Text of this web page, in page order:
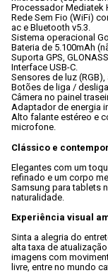
Processador Mediatek
Rede Sem Fio (WiFi)
ac e Bluetooth v5.3.
Sistema operacional
Bateria de 5.100mAh
Suporta GPS,
Interface USB-C.
Sensores de luz
Botões de liga /
Câmera no painel
Adaptador de energia
Alto falante estéreo e
Clássico e
Elegantes com um
refinado e um corpo
Samsung para tablets
naturalidade.
Experiência visual
Sinta a alegria do
alta taxa de
imagens com
livre, entre no mundo